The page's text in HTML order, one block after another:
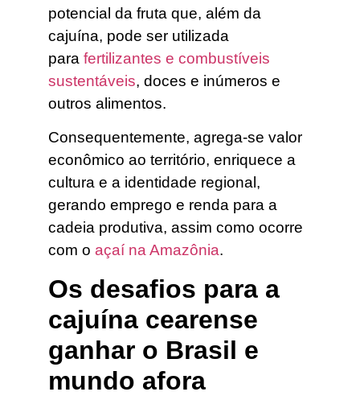
potencial da fruta que, além da
cajuína, pode ser utilizada
para fertilizantes e combustíveis
sustentáveis, doces e inúmeros e
outros alimentos.
Consequentemente, agrega-se valor
econômico ao território, enriquece a
cultura e a identidade regional,
gerando emprego e renda para a
cadeia produtiva, assim como ocorre
com o açaí na Amazônia.
Os desafios para a
cajuína cearense
ganhar o Brasil e
mundo afora